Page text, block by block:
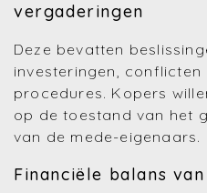
vergaderingen
Deze bevatten
investeringen,
procedures. Kopers
op de toestand van het
van de mede-eigenaars.
Financiële balans van